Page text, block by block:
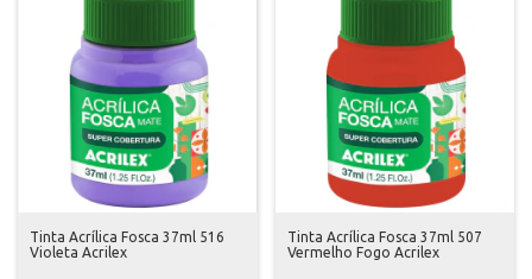
Tinta Acrílica Fosca 37ml 516
Violeta Acrilex
Tinta Acrílica Fosca 37ml 507
Vermelho Fogo Acrilex